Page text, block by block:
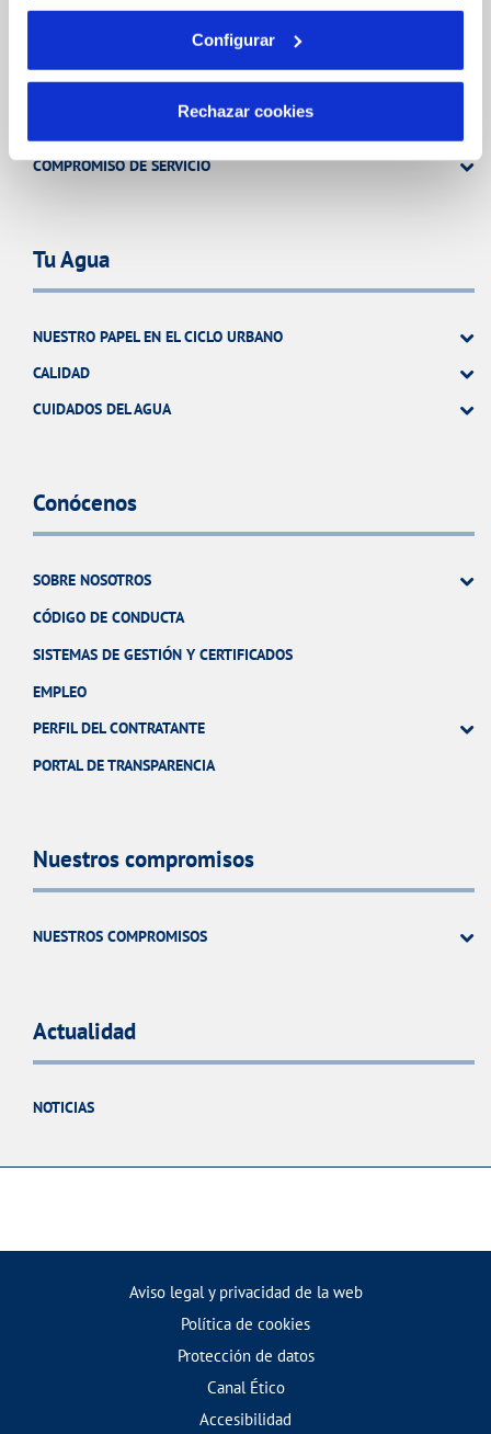
Configurar
Rechazar cookies
Tu Servicio
COMPROMISO DE SERVICIO
Tu Agua
NUESTRO PAPEL EN EL CICLO URBANO
CALIDAD
CUIDADOS DEL AGUA
Conócenos
SOBRE NOSOTROS
CÓDIGO DE CONDUCTA
SISTEMAS DE GESTIÓN Y CERTIFICADOS
EMPLEO
PERFIL DEL CONTRATANTE
PORTAL DE TRANSPARENCIA
Nuestros compromisos
NUESTROS COMPROMISOS
Actualidad
NOTICIAS
Aviso legal y privacidad de la web
Política de cookies
Protección de datos
Canal Ético
Accesibilidad